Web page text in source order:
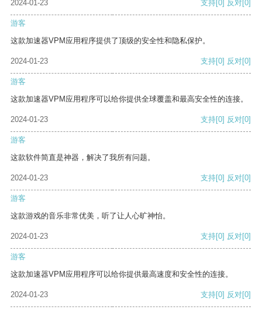
2024-01-23
支持[0] 反对[0]
游客
这款加速器VPM应用程序提供了顶级的安全性和隐私保护。
2024-01-23 支持[0] 反对[0]
游客
这款加速器VPM应用程序可以给你提供全球覆盖和最高安全性的连接。
2024-01-23 支持[0] 反对[0]
游客
这款软件简直是神器，解决了我所有问题。
2024-01-23 支持[0] 反对[0]
游客
这款游戏的音乐非常优美，听了让人心旷神怡。
2024-01-23 支持[0] 反对[0]
游客
这款加速器VPM应用程序可以给你提供最高速度和安全性的连接。
2024-01-23 支持[0] 反对[0]